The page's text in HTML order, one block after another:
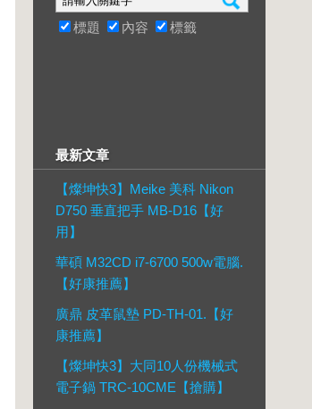
標題 內容 標籤
最新文章
【燦坤快3】Meike 美科 Nikon
D750 垂直把手 MB-D16【好
用】
華碩 M32CD i7-6700 500w電腦.
【好康推薦】
廣鼎 皮革鼠墊 PD-TH-01.【好
康推薦】
【燦坤快3】大同10人份機械式
電子鍋 TRC-10CME【搶購】